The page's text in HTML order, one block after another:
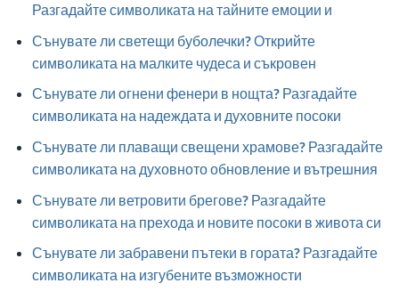
Разгадайте символиката на тайните емоции и
Сънувате ли светещи буболечки? Открийте
символиката на малките чудеса и съкровен
Сънувате ли огнени фенери в нощта? Разгадайте
символиката на надеждата и духовните посоки
Сънувате ли плаващи свещени храмове? Разгадайте
символиката на духовното обновление и вътрешния
Сънувате ли ветровити брегове? Разгадайте
символиката на прехода и новите посоки в живота си
Сънувате ли забравени пътеки в гората? Разгадайте
символиката на изгубените възможности